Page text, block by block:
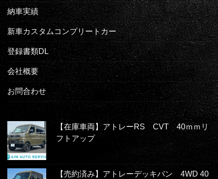
納車実績
新車カスタムコンプリートカー
登録書類DL
会社概要
お問合わせ
【在庫車両】アトレーRS CVT 40ｍｍリ
フトアップ
【売約済み】アトレーデッキバン 4WD 40